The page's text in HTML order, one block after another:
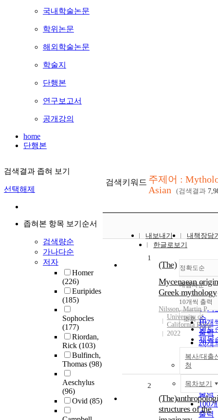
국내학술논문
학위논문
해외학술논문
학술지
단행본
연구보고서
공개강의
home
단행본
검색결과 좁혀 보기
선택해제
좁혀본 항목 보기순서
검색량순
가나다순
저자
Homer
(226)
Euripides
(185)
Sophocles
(177)
Riordan,
Rick (103)
Bulfinch,
Thomas (98)
Aeschylus
(96)
Ovid (85)
검색키워드 주제어 :
Asian
(검색결과
내보내기
내책장담
한글로보기
정확도순
정확
순
인기
순
연도
제목
저자
발행
내림차순
내림
10개씩 출력
10개
출력
20개
출력
출력
50개
출력
100
출력
조회
1
(The)
Mycenaean
Greek mythology
Nilsson, Martin P
University of
California Press
2022
복사/대출
청
목차보기
2
structures of the